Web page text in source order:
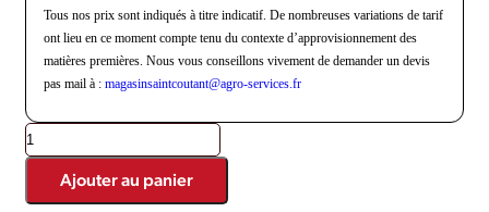
Tous nos prix sont indiqués à titre indicatif. De nombreuses variations de tarif
ont lieu en ce moment compte tenu du contexte d’approvisionnement des
matières premières. Nous vous conseillons vivement de demander un devis
pas mail à :magasinsaintcoutant@agro-services.fr
Ajouter au panier